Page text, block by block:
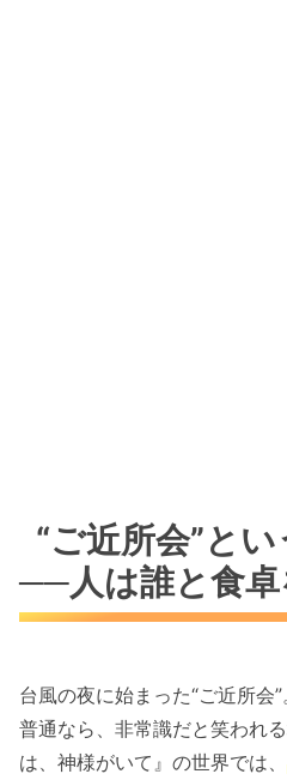
“ご近所会”と
──人は誰と食
台風の夜に始まった“ご近所会”
普通なら、非常識だと笑われ
は、神様がいて』の世界では、